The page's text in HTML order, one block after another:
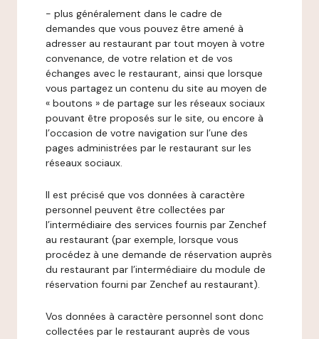
- plus généralement dans le cadre de
demandes que vous pouvez être amené à
adresser au restaurant par tout moyen à votre
convenance, de votre relation et de vos
échanges avec le restaurant, ainsi que lorsque
vous partagez un contenu du site au moyen de
« boutons » de partage sur les réseaux sociaux
pouvant être proposés sur le site, ou encore à
l’occasion de votre navigation sur l’une des
pages administrées par le restaurant sur les
réseaux sociaux.
Il est précisé que vos données à caractère
personnel peuvent être collectées par
l’intermédiaire des services fournis par Zenchef
au restaurant (par exemple, lorsque vous
procédez à une demande de réservation auprès
du restaurant par l’intermédiaire du module de
réservation fourni par Zenchef au restaurant).
Vos données à caractère personnel sont donc
collectées par le restaurant auprès de vous